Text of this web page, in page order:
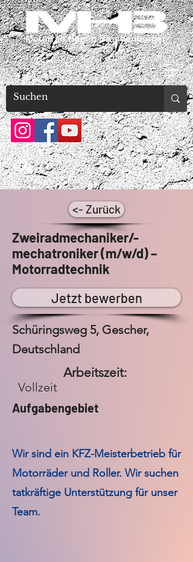
<- Zurück
Zweiradmechaniker/-
mechatroniker (m/w/d) –
Motorradtechnik
Jetzt bewerben
Schüringsweg 5, Gescher,
Deutschland
Arbeitszeit:
Vollzeit
Aufgabengebiet
Wir sind ein KFZ-Meisterbetrieb für
Motorräder und Roller. Wir suchen
tatkräftige Unterstützung für unser
Team.